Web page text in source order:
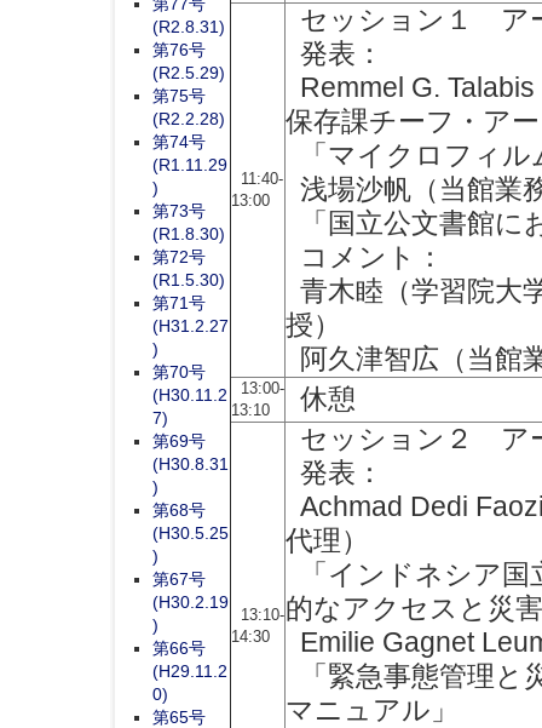
11:40-
13:00
セッション１ ア
発表：
Remmel G.
保存課チーフ・ア
「マイクロフィル
浅場沙帆（当館業
「国立公文書館に
コメント：
青木睦（学習院大
授）
阿久津智広（当館
13:00-
13:10
休憩
13:10-
14:30
セッション２ ア
発表：
Achmad Dedi
代理）
「インドネシア国
的なアクセスと災
Emilie Gagnet
「緊急事態管理と
マニュアル」
(R2.8.31)
第76号
(R2.5.29)
第75号
(R2.2.28)
第74号
(R1.11.29
)
第73号
(R1.8.30)
第72号
(R1.5.30)
第71号
(H31.2.27
)
第70号
(H30.11.2
7)
第69号
(H30.8.31
)
第68号
(H30.5.25
)
第67号
(H30.2.19
)
第66号
(H29.11.2
0)
第65号